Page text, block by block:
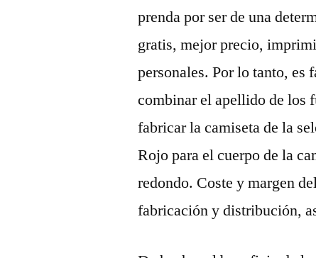
prenda por ser de una
gratis, mejor precio,
personales. Por lo tanto, es
combinar el apellido de los
fabricar la camiseta de la
Rojo para el cuerpo de la
redondo. Coste y margen
fabricación y distribución,